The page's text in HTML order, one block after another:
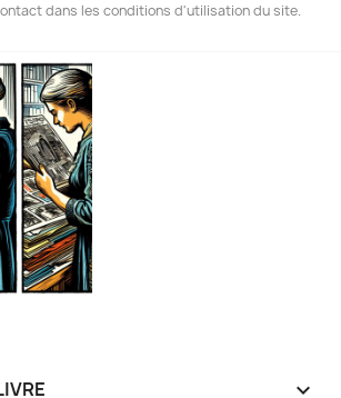
dans les conditions d'utilisation du site.
